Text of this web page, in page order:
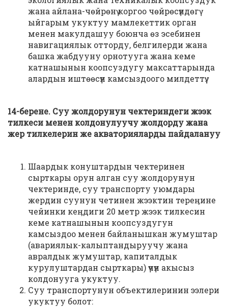
жана айлана-чөйрөнү коргоо чөйрөсүндөгү
ыйгарым укуктуу мамлекеттик орган
менен макулдашуу боюнча өз эсебинен
навигациялык отторду, белгилерди жана
башка жабдууну орнотууга жана кеме
катнашынын коопсуздугу максаттарында
алардын иштөөсүн камсыздоого милдеттүү.
14-берене. Суу жолдорунун чектериндеги жээк
тилкеси менен колдонулуучу жолдорду жана
жер тилкелерин же акваторияларды пайдалануу
Шаардык конуштардын чектеринен
сырткары орун алган суу жолдорунун
чектеринде, суу транспорту уюмдары
жердин суунун четинен жээктин тереӊине
чейинки кеӊдиги 20 метр жээк тилкесин
кеме катнашынын коопсуздугун
камсыздоо менен байланышкан жумуштар
(авариялык-калыптандыруучу жана
авралдык жумуштар, капиталдык
курулуштардан сырткары) үчүн акысыз
колдонууга укуктуу.
Суу транспортунун объектилеринин ээлери
укуктуу болот: